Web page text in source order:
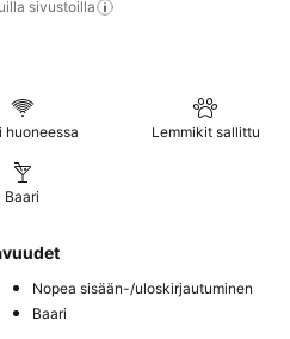
sivustoilla
huoneessa Lemmikit sallittu
Baari
Nopea sisään-/uloskirjautuminen
Baari